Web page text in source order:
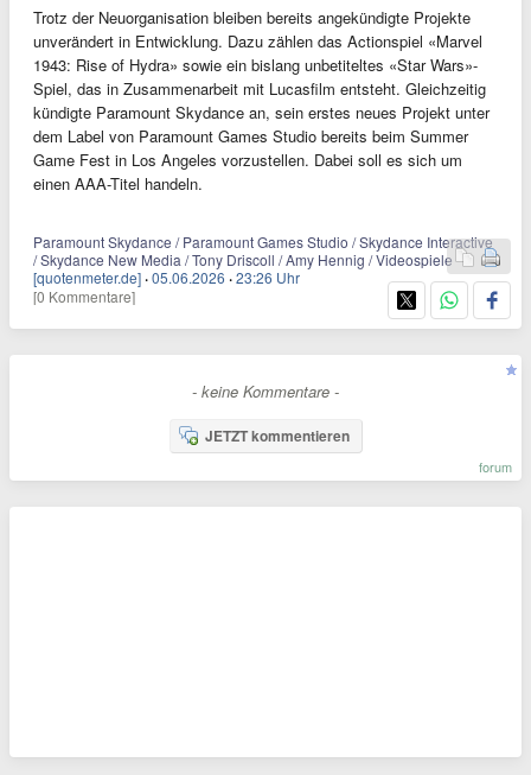
Trotz der Neuorganisation bleiben bereits angekündigte Projekte
unverändert in Entwicklung. Dazu zählen das Actionspiel «Marvel
1943: Rise of Hydra» sowie ein bislang unbetiteltes «Star Wars»-
Spiel, das in Zusammenarbeit mit Lucasfilm entsteht. Gleichzeitig
kündigte Paramount Skydance an, sein erstes neues Projekt unter
dem Label von Paramount Games Studio bereits beim Summer
Game Fest in Los Angeles vorzustellen. Dabei soll es sich um
einen AAA-Titel handeln.
Paramount Skydance / Paramount Games Studio / Skydance Interactive
/ Skydance New Media / Tony Driscoll / Amy Hennig / Videospiele
[quotenmeter.de] ·05.06.2026 ·23:26 Uhr
[0 Kommentare]
- keine Kommentare -
JETZT kommentieren
forum